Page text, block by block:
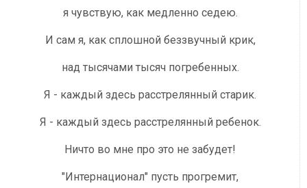
я чувствую, как медленно седею.
И сам я, как сплошной беззвучный крик,
над тысячами тысяч погребенных.
Я - каждый здесь расстрелянный старик.
Я - каждый здесь расстрелянный ребенок.
Ничто во мне про это не забудет!
"Интернационал" пусть прогремит,